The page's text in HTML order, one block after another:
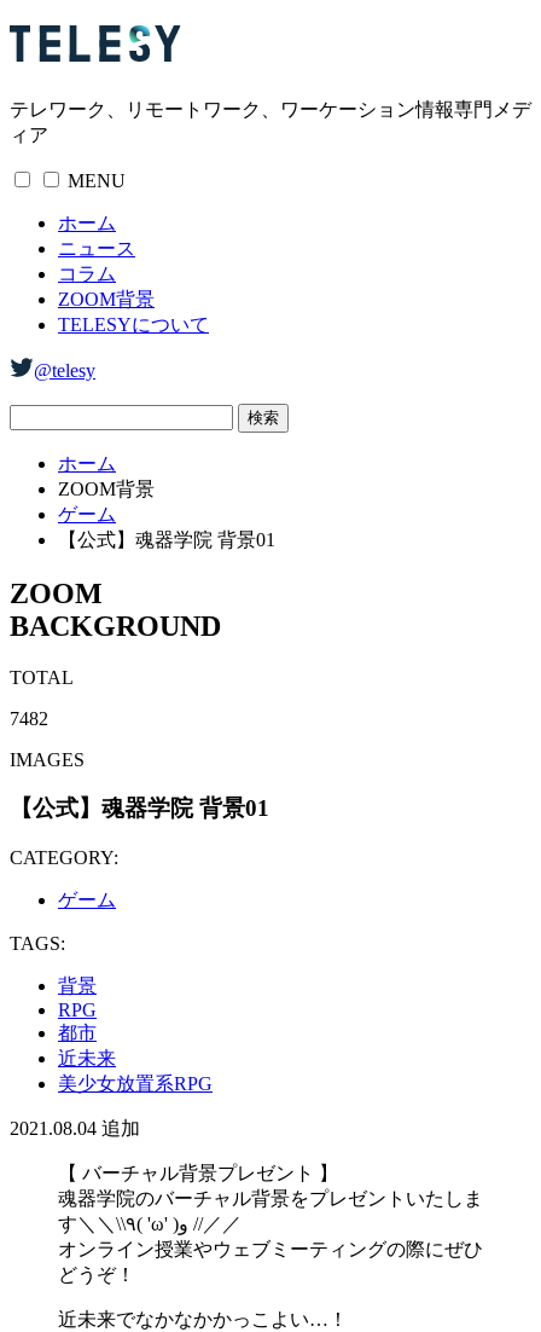
テレワーク、リモートワーク、ワーケーション情報専門メデ
ィア
MENU
ホーム
ニュース
コラム
ZOOM背景
TELESYについて
@telesy
ホーム
ZOOM背景
ゲーム
【公式】魂器学院 背景01
ZOOM
BACKGROUND
TOTAL
7482
IMAGES
【公式】魂器学院 背景01
CATEGORY:
ゲーム
TAGS:
背景
RPG
都市
近未来
美少女放置系RPG
2021.08.04 追加
【 バーチャル背景プレゼント 】
魂器学院のバーチャル背景をプレゼントいたしま
す＼＼\\٩( 'ω' )و //／／
オンライン授業やウェブミーティングの際にぜひ
どうぞ！
近未来でなかなかかっこよい…！